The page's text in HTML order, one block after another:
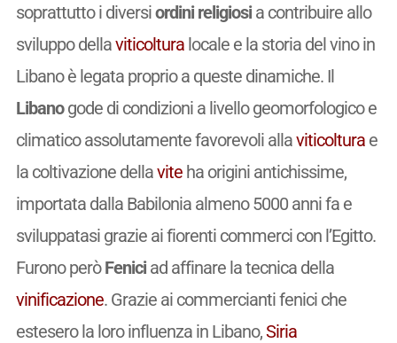
soprattutto i diversiordini religiosia contribuire allo
sviluppo dellaviticolturalocale e la storia del vino in
Libano è legata proprio a queste dinamiche. Il
Libanogode di condizioni a livello geomorfologico e
climatico assolutamente favorevoli allaviticolturae
la coltivazione dellaviteha origini antichissime,
importata dalla Babilonia almeno 5000 anni fa e
sviluppatasi grazie ai fiorenti commerci con l’Egitto.
Furono peròFeniciad affinare la tecnica della
vinificazione. Grazie ai commercianti fenici che
estesero la loro influenza in Libano,Siria